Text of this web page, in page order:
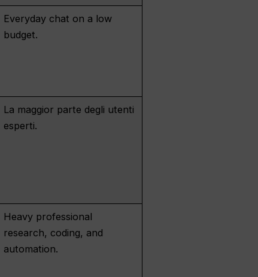
Everyday chat on a low
budget.
La maggior parte degli utenti
esperti.
Heavy professional
research, coding, and
automation.